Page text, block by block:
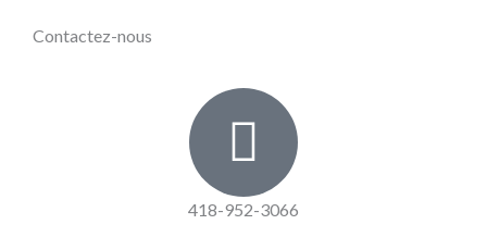
Contactez-nous
418-952-3066